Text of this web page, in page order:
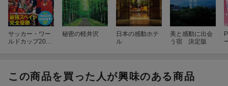
サッカー・ワー
ルドカップ2026
秘密の軽井沢
日本の感動ホテ
ル
美と感動に出会
う宿 決定版
この商品を買った人が興味のある商品